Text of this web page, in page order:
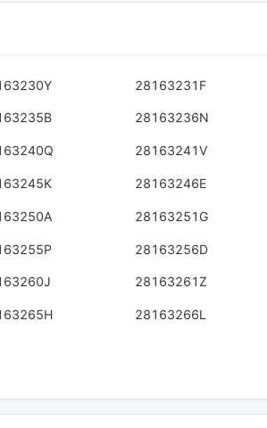
28163231F
28163236N
28163241V
28163246E
28163251G
28163256D
28163261Z
28163266L